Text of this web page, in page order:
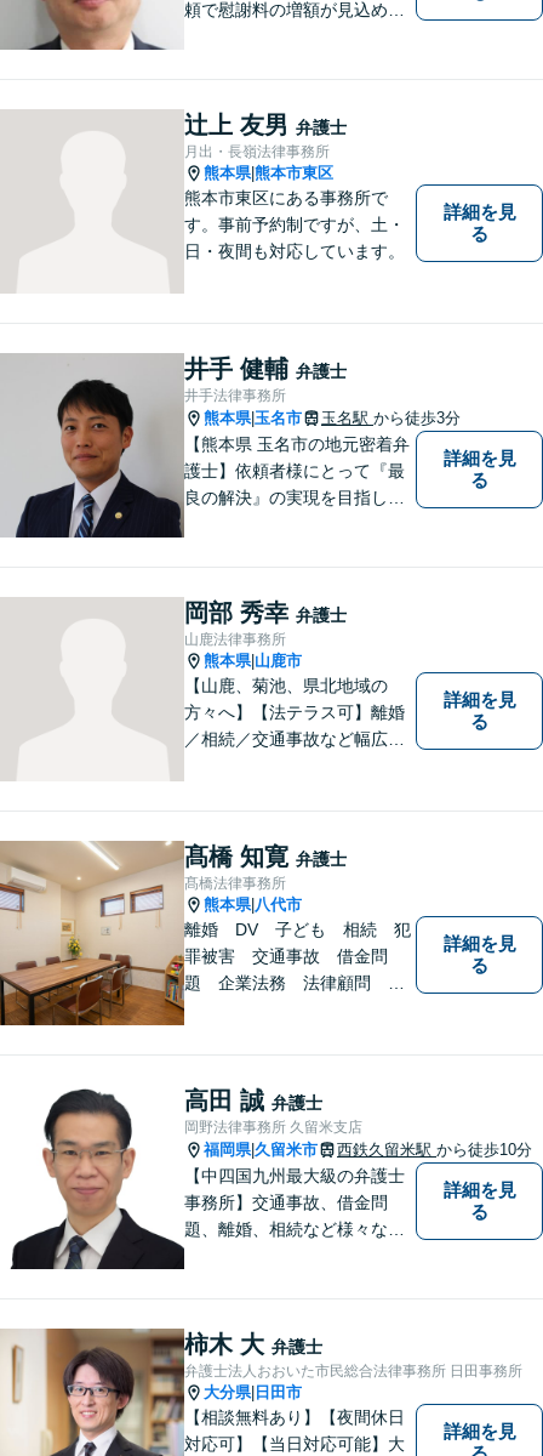
頼で慰謝料の増額が見込めま
ノウハウ多数】相続手続きか
ら遺言書までトータルサポー
ト【JR熊本駅から徒歩1分】
辻上 友男 弁護士
月出・長嶺法律事務所
熊本県|熊本市東区
熊本市東区にある事務所で
す。事前予約制ですが、土・
日・夜間も対応しています。
詳細を見
る
井手 健輔 弁護士
井手法律事務所
熊本県| 玉名市 玉名駅 から徒歩3分
【熊本県 玉名市の地元密着弁
護士】依頼者様にとって『最
良の解決』の実現を目指しま
詳細を見
る
岡部 秀幸 弁護士
山鹿法律事務所
熊本県| 山鹿市
【山鹿、菊池、県北地域の
方々へ】【法テラス可】離婚
／相続／交通事故など幅広く
そう地域に法的サービスを提
供してまいります。お気軽に
ご相談を！
詳細を見
る
髙橋 知寛 弁護士
髙橋法律事務所
熊本県| 八代市
離婚 DV 子ども 相続 犯
罪被害 交通事故 借金問
題 企業法務 法律顧問
【バリアフリー】
詳細を見
る
高田 誠 弁護士
岡野法律事務所 久留米支店
福岡県|久留米市 西鉄久留米駅 から徒歩10分
【中四国九州最大級の弁護士
事務所】交通事故、借金問
題、離婚、相続など様々な問
い！
詳細を見
る
柿木 大 弁護士
弁護士法人おおいた市民総合法律事務所 日田事務所
大分県| 日田市
【相談無料あり】【夜間休日
対応可】【当日対応可能】大
詳細を見